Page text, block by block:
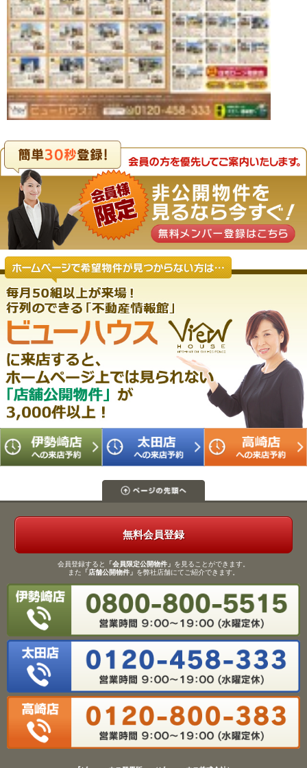
無料会員登録
会員登録すると 「会員限定公開物件」 を見ることができます。
また 「店舗公開物件」 を弊社店舗にてご紹介できます。